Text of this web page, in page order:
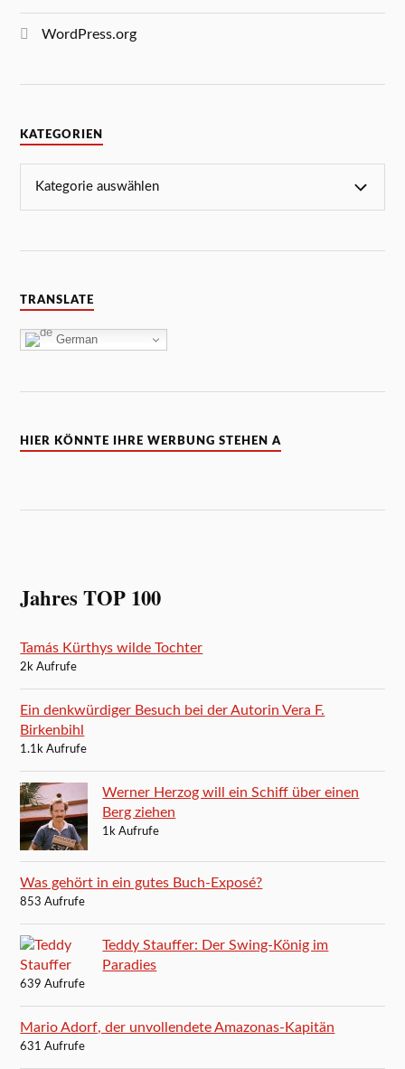
WordPress.org
KATEGORIEN
TRANSLATE
German
HIER KÖNNTE IHRE WERBUNG STEHEN A
Jahres TOP 100
Tamás Kürthys wilde Tochter
2k Aufrufe
Ein denkwürdiger Besuch bei der Autorin Vera F.
Birkenbihl
1.1k Aufrufe
Werner Herzog will ein Schiff über einen
Berg ziehen
1k Aufrufe
Was gehört in ein gutes Buch-Exposé?
853 Aufrufe
Teddy Stauffer: Der Swing-König im
Paradies
639 Aufrufe
Mario Adorf, der unvollendete Amazonas-Kapitän
631 Aufrufe